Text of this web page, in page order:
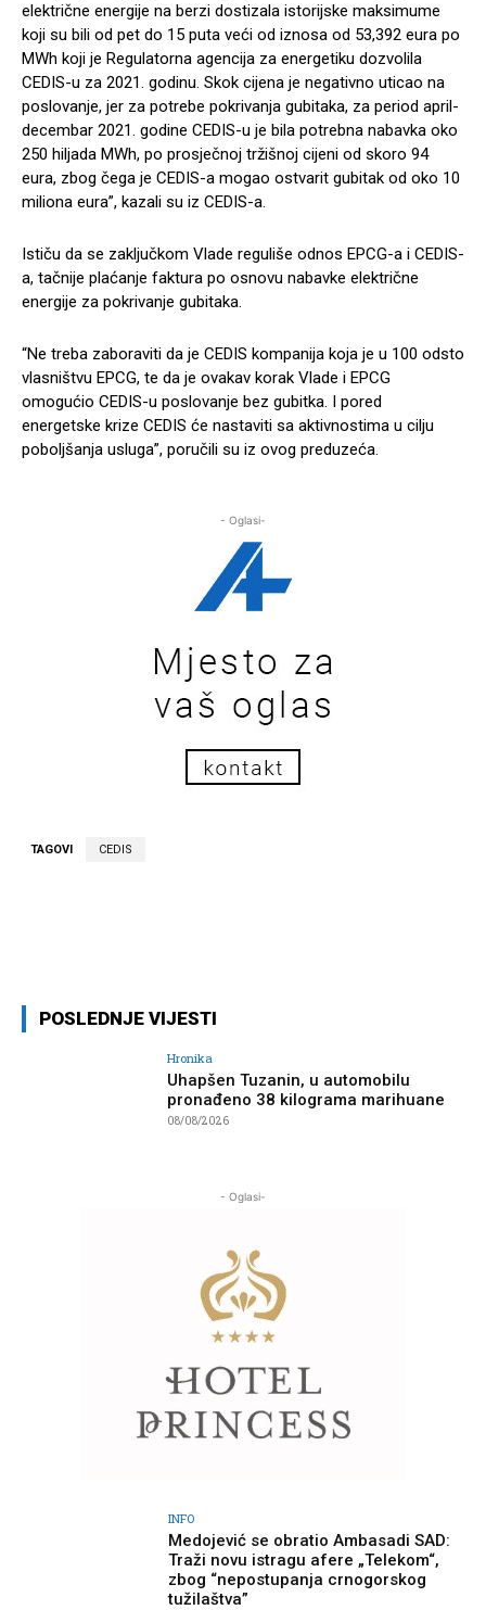
električne energije na berzi dostizala istorijske maksimume
koji su bili od pet do 15 puta veći od iznosa od 53,392 eura po
MWh koji je Regulatorna agencija za energetiku dozvolila
CEDIS-u za 2021. godinu. Skok cijena je negativno uticao na
poslovanje, jer za potrebe pokrivanja gubitaka, za period april-
decembar 2021. godine CEDIS-u je bila potrebna nabavka oko
250 hiljada MWh, po prosječnoj tržišnoj cijeni od skoro 94
eura, zbog čega je CEDIS-a mogao ostvarit gubitak od oko 10
miliona eura”, kazali su iz CEDIS-a.
Ističu da se zaključkom Vlade reguliše odnos EPCG-a i CEDIS-
a, tačnije plaćanje faktura po osnovu nabavke električne
energije za pokrivanje gubitaka.
“Ne treba zaboraviti da je CEDIS kompanija koja je u 100 odsto
vlasništvu EPCG, te da je ovakav korak Vlade i EPCG
omogućio CEDIS-u poslovanje bez gubitka. I pored
energetske krize CEDIS će nastaviti sa aktivnostima u cilju
poboljšanja usluga”, poručili su iz ovog preduzeća.
- Oglasi-
TAGOVI CEDIS
POSLEDNJE VIJESTI
Hronika
Uhapšen Tuzanin, u automobilu
pronađeno 38 kilograma marihuane
08/08/2026
- Oglasi-
INFO
Medojević se obratio Ambasadi SAD:
Traži novu istragu afere „Telekom“,
zbog “nepostupanja crnogorskog
tužilaštva”